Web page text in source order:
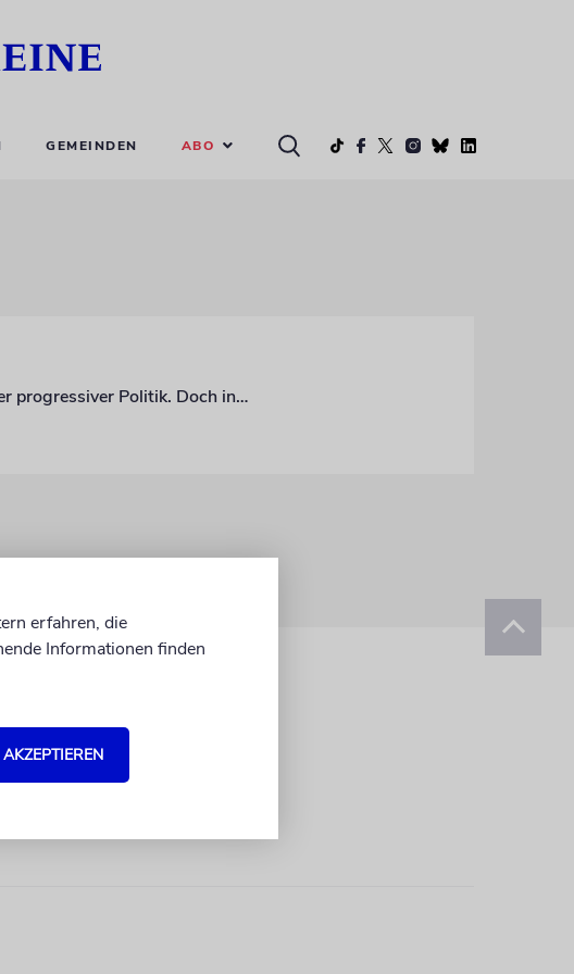
GEMEINDEN ABO
Das Bekenntnis zum jüdischen Staat ist die Voraussetzung glaubwürdiger progressiver Politik. Doch in der Linkspartei werden Genossen für diese Haltung immer öfter angefeindet
erfahren, die
Informationen finden
AKZEPTIEREN